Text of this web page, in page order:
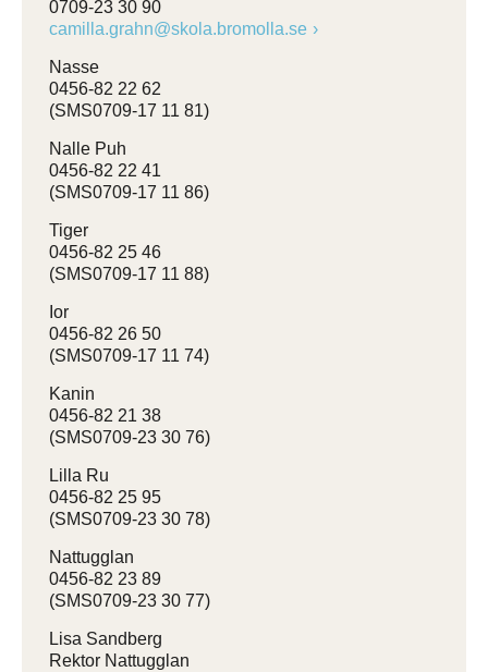
0709-23 30 90
camilla.grahn@skola.bromolla.se
Nasse
0456-82 22 62
(SMS0709-17 11 81)
Nalle Puh
0456-82 22 41
(SMS0709-17 11 86)
Tiger
0456-82 25 46
(SMS0709-17 11 88)
Ior
0456-82 26 50
(SMS0709-17 11 74)
Kanin
0456-82 21 38
(SMS0709-23 30 76)
Lilla Ru
0456-82 25 95
(SMS0709-23 30 78)
Nattugglan
0456-82 23 89
(SMS0709-23 30 77)
Lisa Sandberg
Rektor Nattugglan